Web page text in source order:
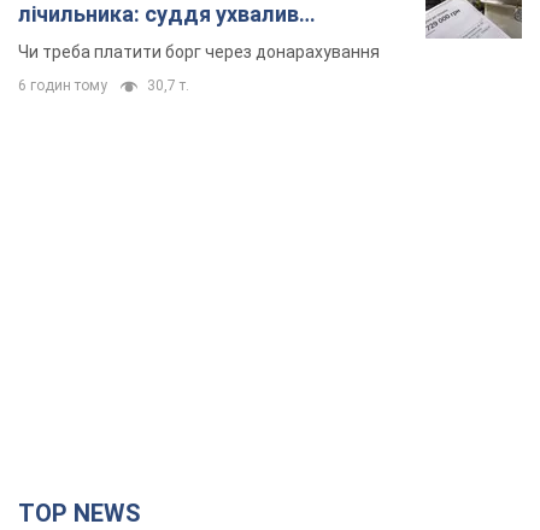
лічильника: суддя ухвалив
неочікуване рішення
Чи треба платити борг через донарахування
6 годин тому 30,7 т.
TOP NEWS